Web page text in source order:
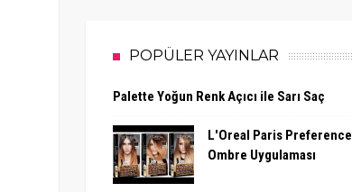
POPÜLER YAYINLAR
Palette Yoğun Renk Açıcı ile Sarı Saç
L'Oreal Paris Preference
Ombre Uygulaması